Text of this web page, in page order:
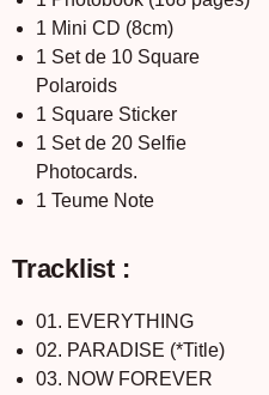
1 Mini CD (8cm)
1 Set de 10 Square
Polaroids
1 Square Sticker
1 Set de 20 Selfie
Photocards.
1 Teume Note
Tracklist :
01. EVERYTHING
02. PARADISE (*Title)
03. NOW FOREVER